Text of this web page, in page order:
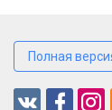
Полная